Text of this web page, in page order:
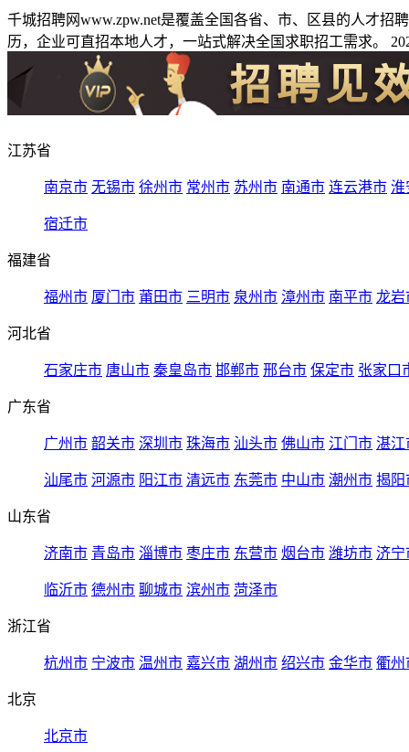
千城招聘网www.zpw.net是覆盖全国各省、市、区县的人才
历，企业可直招本地人才，一站式解决全国求职招工需求。
江苏省
南京市 无锡市 徐州市 常州市 苏州市 南通市 连云港市 淮
宿迁市
福建省
福州市 厦门市 莆田市 三明市 泉州市 漳州市 南平市 龙岩
河北省
石家庄市 唐山市 秦皇岛市 邯郸市 邢台市 保定市 张家口
广东省
广州市 韶关市 深圳市 珠海市 汕头市 佛山市 江门市 湛江
汕尾市 河源市 阳江市 清远市 东莞市 中山市 潮州市 揭阳
山东省
济南市 青岛市 淄博市 枣庄市 东营市 烟台市 潍坊市 济宁
临沂市 德州市 聊城市 滨州市 菏泽市
浙江省
杭州市 宁波市 温州市 嘉兴市 湖州市 绍兴市 金华市 衢州
北京
北京市